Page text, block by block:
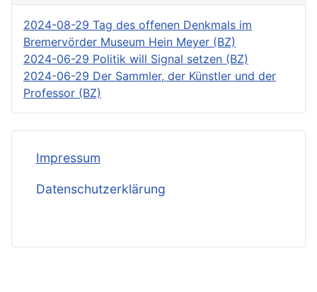
2024-08-29 Tag des offenen Denkmals im
Bremervörder Museum Hein Meyer (BZ)
2024-06-29 Politik will Signal setzen (BZ)
2024-06-29 Der Sammler, der Künstler und der
Professor (BZ)
Impressum
Datenschutzerklärung